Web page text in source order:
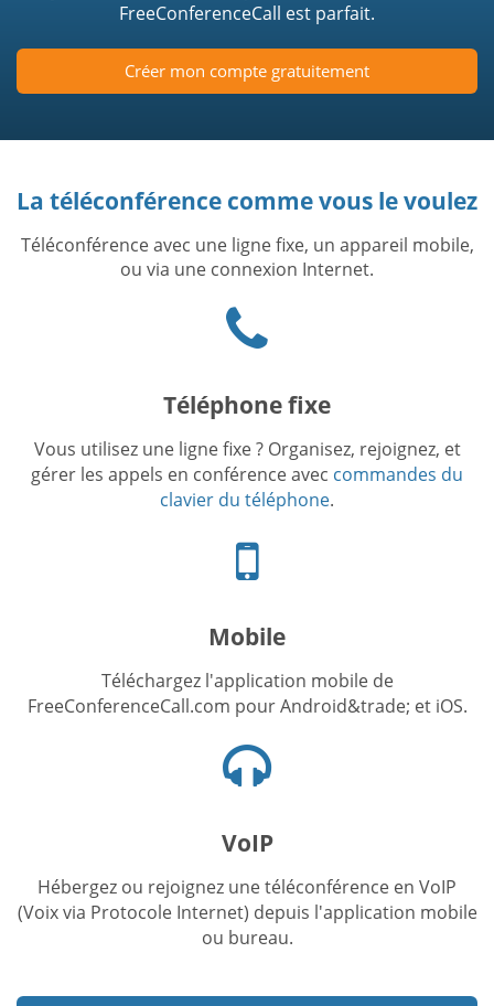
FreeConferenceCall est parfait.
Créer mon compte gratuitement
La téléconférence comme vous le voulez
Téléconférence avec une ligne fixe, un appareil mobile,
ou via une connexion Internet.
icon
Téléphone fixe
Vous utilisez une ligne fixe ? Organisez, rejoignez, et
gérer les appels en conférence avec commandes du
clavier du téléphone.
Icône
du
portable
Mobile
Téléchargez l'application mobile de
FreeConferenceCall.com pour Android&trade; et iOS.
du
VoIP
Hébergez ou rejoignez une téléconférence en VoIP
(Voix via Protocole Internet) depuis l'application mobile
ou bureau.